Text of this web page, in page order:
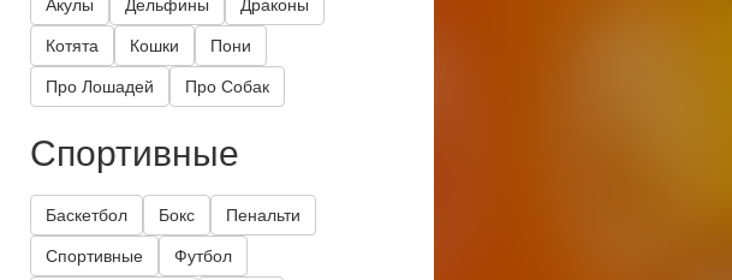
Акулы Дельфины Драконы
Котята Кошки Пони
Про Лошадей Про Собак
Спортивные
Баскетбол Бокс Пенальти
Спортивные Футбол